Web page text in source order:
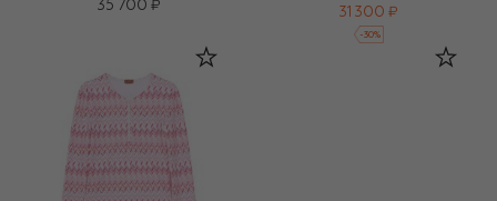
35 700 ₽
31 300 ₽
-30%